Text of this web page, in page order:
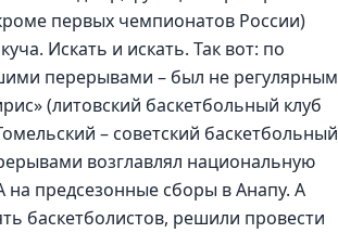
первых чемпионатов России)
Искать и искать. Так вот: по
перерывами – был не регулярным
(литовский баскетбольный клуб
– советский баскетбольный
возглавлял национальную
на предсезонные сборы в Анапу. А
баскетболистов, решили провести